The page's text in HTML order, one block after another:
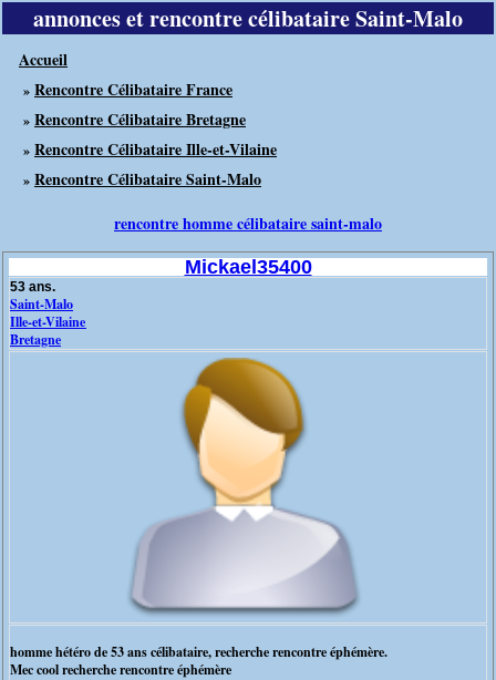
annonces et rencontre célibataire Saint-Malo
Accueil
» Rencontre Célibataire France
» Rencontre Célibataire Bretagne
» Rencontre Célibataire Ille-et-Vilaine
» Rencontre Célibataire Saint-Malo
rencontre homme célibataire saint-malo
Mickael35400
53 ans.
Saint-Malo
Ille-et-Vilaine
Bretagne
homme hétéro de 53 ans célibataire, recherche rencontre éphémère.
Mec cool recherche rencontre éphémère